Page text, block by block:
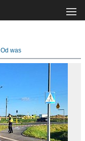
Od was